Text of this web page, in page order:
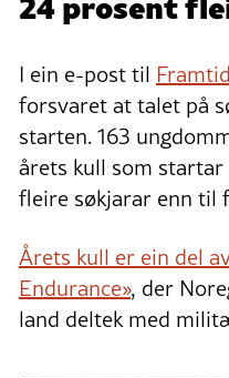
på Grønland.
på dansk eller
helsekrava til
Målet er å styrka
Grønland.
Etter enda
søkja seg vidare
på Grønland
I ein e-post til
forsvaret at talet på
starten. 163
årets kull som
fleire søkjarar enn til
Årets kull er ein del
Endurance», der
land deltek med